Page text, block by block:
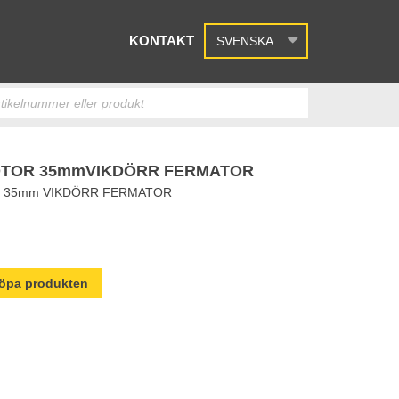
KONTAKT SVENSKA
35mmVIKDÖRR FERMATOR
VIKDÖRR FERMATOR
produkten